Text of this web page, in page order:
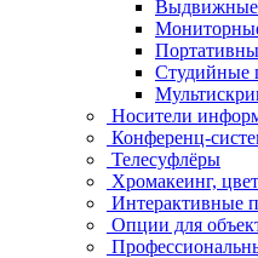
Выдвижные
Студийные
Носители
Конференц-
Телесуфлёры
Хромакеинг,
Интерактивные
Опции для